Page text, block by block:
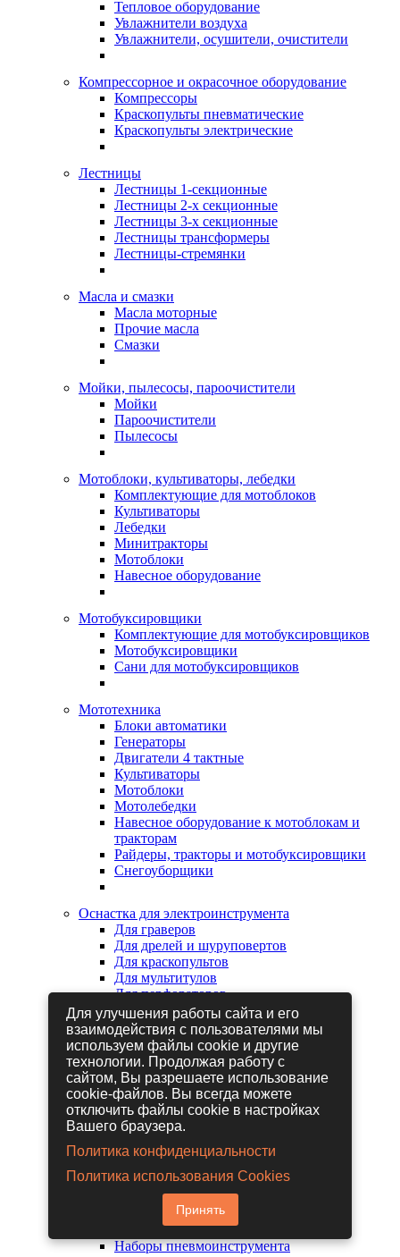
Тепловое оборудование
Увлажнители воздуха
Увлажнители, осушители, очистители
Компрессорное и окрасочное оборудование
Компрессоры
Краскопульты пневматические
Краскопульты электрические
Лестницы
Лестницы 1-секционные
Лестницы 2-х секционные
Лестницы 3-х секционные
Лестницы трансформеры
Лестницы-стремянки
Масла и смазки
Масла моторные
Прочие масла
Смазки
Мойки, пылесосы, пароочистители
Мойки
Пароочистители
Пылесосы
Мотоблоки, культиваторы, лебедки
Комплектующие для мотоблоков
Культиваторы
Лебедки
Минитракторы
Мотоблоки
Навесное оборудование
Мотобуксировщики
Комплектующие для мотобуксировщиков
Мотобуксировщики
Сани для мотобуксировщиков
Мототехника
Блоки автоматики
Генераторы
Двигатели 4 тактные
Культиваторы
Мотоблоки
Мотолебедки
Навесное оборудование к мотоблокам и
тракторам
Райдеры, тракторы и мотобуксировщики
Снегоуборщики
Оснастка для электроинструмента
Для граверов
Для дрелей и шуруповертов
Для краскопультов
Для мультитулов
Для перфораторов
Для сабельных пил
Для строительных фенов
Для фрезеров
Для шлифовальных машин
Для электрических лобзиков
Для электрических ножниц
Для электрических пил
Для электрических рубанков
Гайковерты пневматические
Дрели пневматические
Другие пневмоинструменты
Заклепочники пневматические
Наборы пневмоинструмента
Для улучшения работы сайта и его
взаимодействия с пользователями мы
используем файлы cookie и другие
технологии. Продолжая работу с
сайтом, Вы разрешаете использование
cookie-файлов. Вы всегда можете
отключить файлы cookie в настройках
Вашего браузера.
Политика конфиденциальности
Политика использования Cookies
Принять